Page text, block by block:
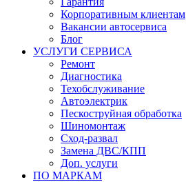
Корпоративным клиентам
Вакансии автосервиса
Блог
УСЛУГИ СЕРВИСА
Ремонт
Диагностика
Техобслуживание
Автоэлектрик
Пескоструйная обработка
Шиномонтаж
Сход-развал
Замена ДВС/КПП
Доп. услуги
ПО МАРКАМ